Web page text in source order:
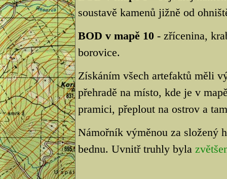
soustavě kamenů jižně od
BOD v mapě 10- zřícenina,
borovice.
Získáním všech artefaktů měli
přehradě na místo, kde je v
pramici, přeplout na ostrov a
Námořník výměnou za složený
bednu. Uvnitř truhly byla